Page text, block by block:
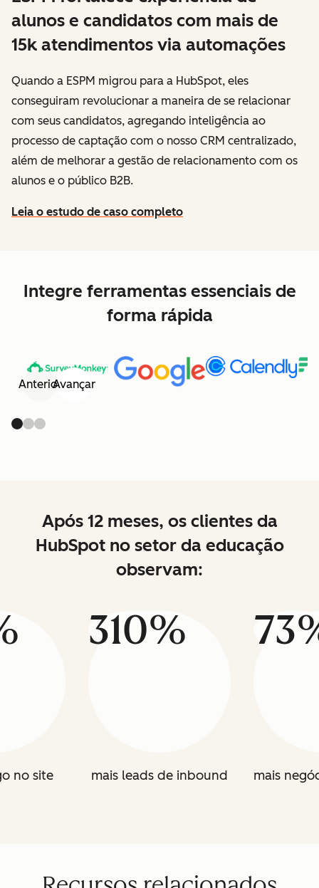
alunos e candidatos com mais de
15k atendimentos via automações
Quando a ESPM migrou para a HubSpot, eles
conseguiram revolucionar a maneira de se relacionar
com seus candidatos, agregando inteligência ao
processo de captação com o nosso CRM centralizado,
além de melhorar a gestão de relacionamento com os
alunos e o público B2B.
Leia o estudo de caso completo
Integre ferramentas essenciais de
forma rápida
AnteriorAvançar
Após 12 meses, os clientes da
HubSpot no setor da educação
observam:
no site
310%
mais leads de inbound mais